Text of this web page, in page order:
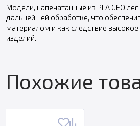
Модели, напечатанные из PLA GEO
дальнейшей обработке, что
материалом и как следствие
изделий.
Похожие